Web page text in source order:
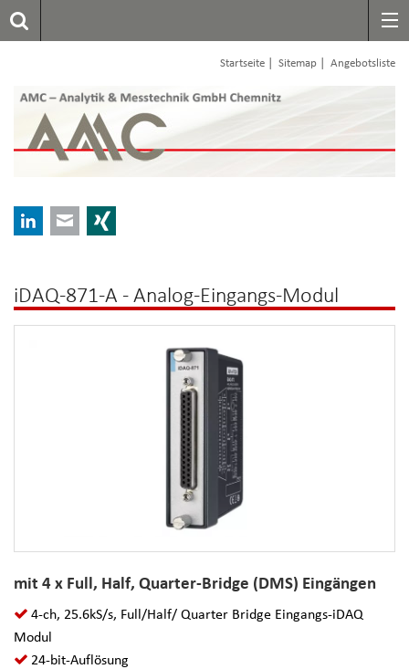
Startseite Sitemap Angebotsliste
LinkedInE-mail
iDAQ-871-A - Analog-Eingangs-Modul
mit 4 x Full, Half, Quarter-Bridge (DMS) Eingängen
4-ch, 25.6kS/s, Full/Half/ Quarter Bridge Eingangs-iDAQ
Modul
24-bit-Auflösung